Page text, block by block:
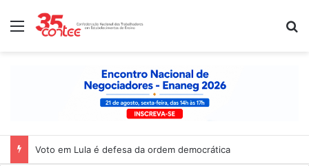
Menu
Nota de solidariedade ao povo venezuelano